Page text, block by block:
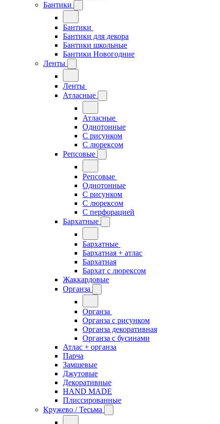
Бантики
Бантики
Бантики для декора
Бантики школьные
Бантики Новогодние
Ленты
Ленты
Атласные
Атласные
Однотонные
С рисунком
С люрексом
Репсовые
Репсовые
Однотонные
С рисунком
С люрексом
С перфорацией
Бархатные
Бархатные
Бархатная + атлас
Бархатная
Бархат с люрексом
Жаккардовые
Органза
Органза
Органза с рисунком
Органза декоративная
Органза с бусинами
Атлас + органза
Парча
Замшевые
Джутовые
Декоративные
HAND MADE
Плиссированные
Кружево / Тесьма